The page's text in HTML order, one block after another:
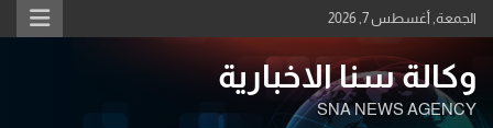
Skip
to
الجمعة, أغسطس 7, 2026
وكالة سنا الاخبارية
SNA NEWS AGENCY